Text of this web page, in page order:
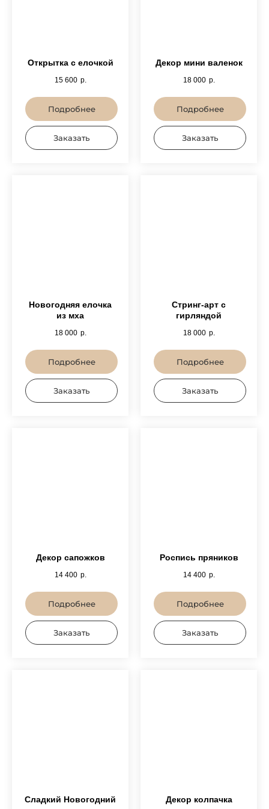
Открытка с елочкой
15 600 р.
Подробнее
Заказать
Декор мини валенок
18 000 р.
Подробнее
Заказать
Новогодняя елочка
из мха
18 000 р.
Подробнее
Заказать
Стринг-арт с
гирляндой
18 000 р.
Подробнее
Заказать
Декор сапожков
14 400 р.
Подробнее
Заказать
Роспись пряников
14 400 р.
Подробнее
Заказать
Сладкий Новогодний
Декор колпачка
ЗАКАЗАТЬ ЗВОНОК